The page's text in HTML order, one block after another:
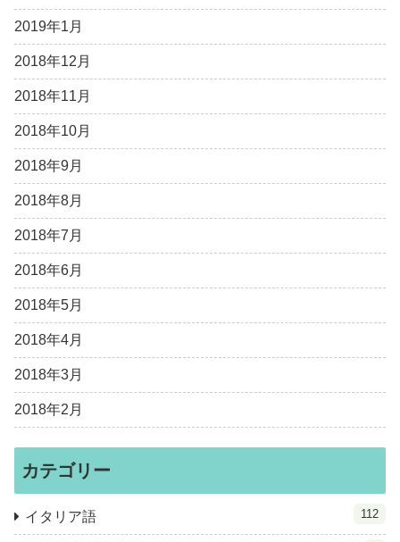
2019年1月
2018年12月
2018年11月
2018年10月
2018年9月
2018年8月
2018年7月
2018年6月
2018年5月
2018年4月
2018年3月
2018年2月
カテゴリー
イタリア語 112